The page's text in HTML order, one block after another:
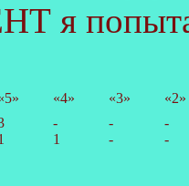
я
«4» «3»
«2»
- -
-
1 - -